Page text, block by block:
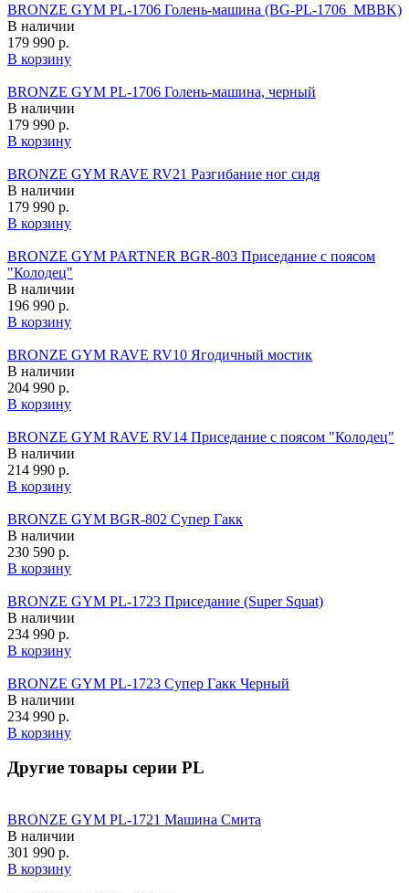
BRONZE GYM PL-1706 Голень-машина (BG‑PL‑1706_MBBK)
В наличии
179 990 р.
В корзину
BRONZE GYM PL-1706 Голень-машина, черный
В наличии
179 990 р.
В корзину
BRONZE GYM RAVE RV21 Разгибание ног сидя
В наличии
179 990 р.
В корзину
BRONZE GYM PARTNER BGR-803 Приседание с поясом
"Колодец"
В наличии
196 990 р.
В корзину
BRONZE GYM RAVE RV10 Ягодичный мостик
В наличии
204 990 р.
В корзину
BRONZE GYM RAVE RV14 Приседание с поясом "Колодец"
В наличии
214 990 р.
В корзину
BRONZE GYM BGR-802 Супер Гакк
В наличии
230 590 р.
В корзину
BRONZE GYM PL-1723 Приседание (Super Squat)
В наличии
234 990 р.
В корзину
BRONZE GYM PL-1723 Супер Гакк Черный
В наличии
234 990 р.
В корзину
Другие товары серии PL
BRONZE GYM PL-1721 Машина Смита
В наличии
301 990 р.
В корзину